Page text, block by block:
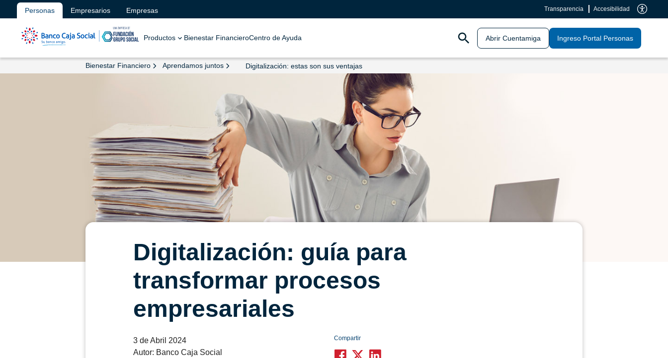
Personas Empresarios Empresas Transparencia Accesibilidad
Productos Bienestar FinancieroCentro de Ayuda Abrir Cuentamiga Ingreso Portal Personas
Bienestar Financiero Aprendamos juntos Digitalización: estas son sus ventajas
Digitalización: guía para
transformar procesos
empresariales
3 de Abril 2024
Autor: Banco Caja Social
Compartir